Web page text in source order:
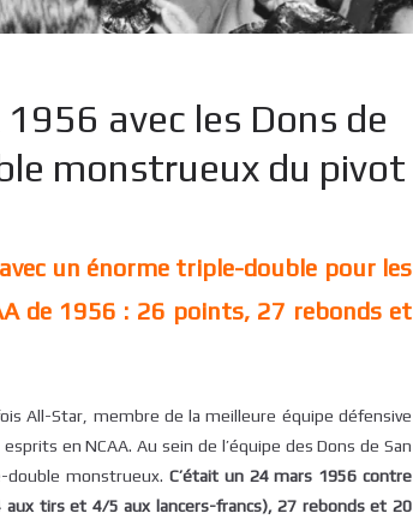
avec les Dons de
monstrueux du pivot
un énorme triple-double pour les
de 1956 : 26 points, 27 rebonds et
All-Star, membre de la meilleure équipe défensive
en NCAA. Au sein de l’équipe des Dons de San
double monstrueux. C’était un 24 mars 1956 contre
tirs et 4/5 aux lancers-francs), 27 rebonds et 20